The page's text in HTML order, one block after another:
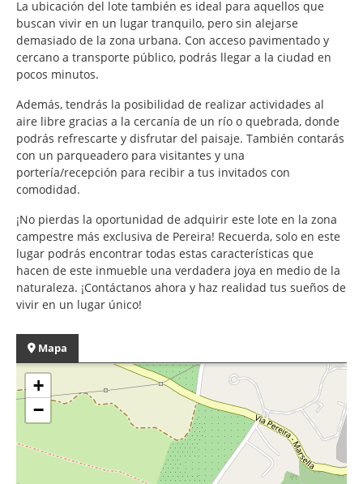
La ubicación del lote también es ideal para aquellos que
buscan vivir en un lugar tranquilo, pero sin alejarse
demasiado de la zona urbana. Con acceso pavimentado y
cercano a transporte público, podrás llegar a la ciudad en
pocos minutos.
Además, tendrás la posibilidad de realizar actividades al
aire libre gracias a la cercanía de un río o quebrada, donde
podrás refrescarte y disfrutar del paisaje. También contarás
con un parqueadero para visitantes y una
portería/recepción para recibir a tus invitados con
comodidad.
¡No pierdas la oportunidad de adquirir este lote en la zona
campestre más exclusiva de Pereira! Recuerda, solo en este
lugar podrás encontrar todas estas características que
hacen de este inmueble una verdadera joya en medio de la
naturaleza. ¡Contáctanos ahora y haz realidad tus sueños de
vivir en un lugar único!
Mapa
+
−